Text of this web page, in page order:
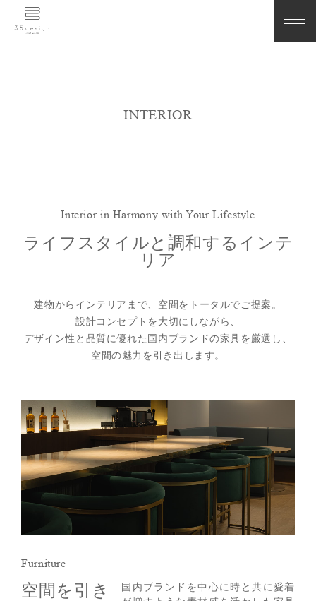
INTERIOR
Interior in Harmony with Your Lifestyle
ライフスタイルと調和するインテ
リア
建物からインテリアまで、空間をトータルでご提案。
設計コンセプトを大切にしながら、
デザイン性と品質に優れた国内ブランドの家具を厳選し、
空間の魅力を引き出します。
Furniture
空間を引き
国内ブランドを中心に時と共に愛着